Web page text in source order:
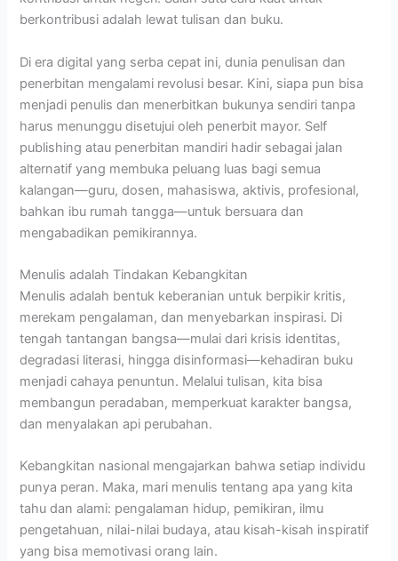
berkontribusi adalah lewat tulisan dan buku.
Di era digital yang serba cepat ini, dunia penulisan dan
penerbitan mengalami revolusi besar. Kini, siapa pun bisa
menjadi penulis dan menerbitkan bukunya sendiri tanpa
harus menunggu disetujui oleh penerbit mayor. Self
publishing atau penerbitan mandiri hadir sebagai jalan
alternatif yang membuka peluang luas bagi semua
kalangan—guru, dosen, mahasiswa, aktivis, profesional,
bahkan ibu rumah tangga—untuk bersuara dan
mengabadikan pemikirannya.
Menulis adalah Tindakan Kebangkitan
Menulis adalah bentuk keberanian untuk berpikir kritis,
merekam pengalaman, dan menyebarkan inspirasi. Di
tengah tantangan bangsa—mulai dari krisis identitas,
degradasi literasi, hingga disinformasi—kehadiran buku
menjadi cahaya penuntun. Melalui tulisan, kita bisa
membangun peradaban, memperkuat karakter bangsa,
dan menyalakan api perubahan.
Kebangkitan nasional mengajarkan bahwa setiap individu
punya peran. Maka, mari menulis tentang apa yang kita
tahu dan alami: pengalaman hidup, pemikiran, ilmu
pengetahuan, nilai-nilai budaya, atau kisah-kisah inspiratif
yang bisa memotivasi orang lain.